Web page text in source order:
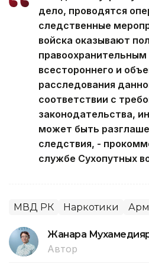
дело, проводятся
следственные
войска оказывают
правоохранительным
всестороннего и
расследования
соответствии с
законодательства,
может быть
следствия, -
службе Сухопутных
МВД РК Наркотики
Жанара
Автор